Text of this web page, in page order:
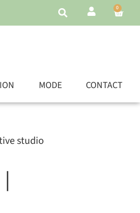
0
MODE CONTACT
studio